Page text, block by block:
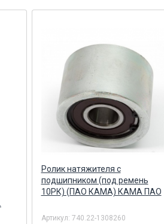
Ролик натяжителя с
подшипником (под ремень
10РК) (ПАО КАМА) КАМА ПАО
Артикул: 740.22-1308260